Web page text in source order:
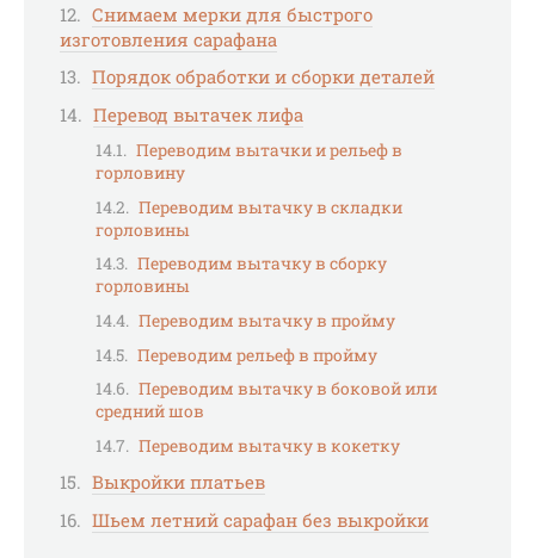
Снимаем мерки для быстрого
изготовления сарафана
Порядок обработки и сборки деталей
Перевод вытачек лифа
Переводим вытачки и рельеф в
горловину
Переводим вытачку в складки
горловины
Переводим вытачку в сборку
горловины
Переводим вытачку в пройму
Переводим рельеф в пройму
Переводим вытачку в боковой или
средний шов
Переводим вытачку в кокетку
Выкройки платьев
Шьем летний сарафан без выкройки